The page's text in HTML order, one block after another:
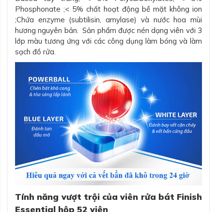
Phosphonate ;< 5% chất hoạt động bề mặt không ion
;Chứa enzyme (subtilisin, amylase) và nước hoa mùi
hương nguyên bản. Sản phẩm được nén dạng viên với 3
lớp màu tương ứng với các công dụng làm bóng và làm
sạch đồ rửa.
Tính năng vượt trội của viên rửa bát Finish
Essential hộp 52 viên